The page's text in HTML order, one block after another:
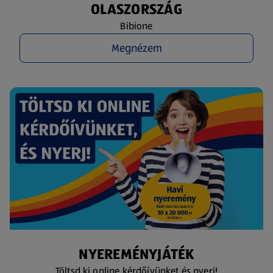
OLASZORSZÁG
Bibione
Megnézem
NYEREMÉNYJÁTÉK